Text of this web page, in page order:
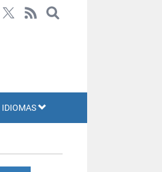
IDIOMAS